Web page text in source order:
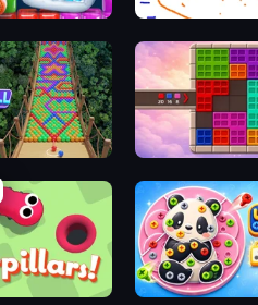
Skribbl.io
Color Cube Puzzle